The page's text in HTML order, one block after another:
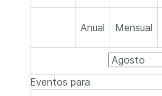
Anual Mensual
Eventos para